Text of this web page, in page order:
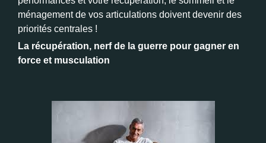
ménagement de vos articulations doivent devenir des
priorités centrales !
La récupération, nerf de la guerre pour gagner en
force et musculation